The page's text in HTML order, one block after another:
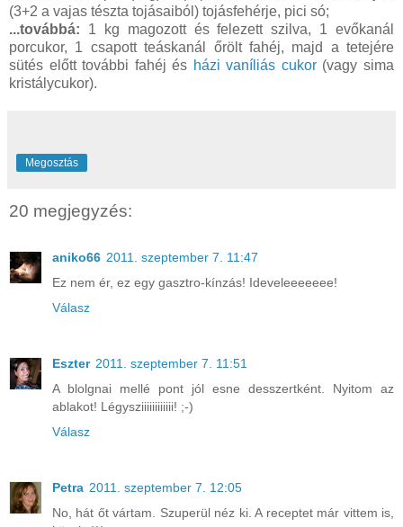
(3+2 a vajas tészta tojásaiból) tojásfehérje, pici só;
...továbbá: 1 kg magozott és felezett szilva, 1 evőkanál
porcukor, 1 csapott teáskanál őrölt fahéj, majd a tetejére
sütés előtt további fahéj és házi vaníliás cukor(vagy sima
kristálycukor).
Megosztás
20 megjegyzés:
aniko66 2011. szeptember 7. 11:47
Ez nem ér, ez egy gasztro-kínzás! Ideveleeeeeee!
Válasz
Eszter 2011. szeptember 7. 11:51
A blolgnai mellé pont jól esne desszertként. Nyitom az
ablakot! Légysziiiiiiiiiiii! ;-)
Válasz
Petra 2011. szeptember 7. 12:05
No, hát őt vártam. Szuperül néz ki. A receptet már vittem is,